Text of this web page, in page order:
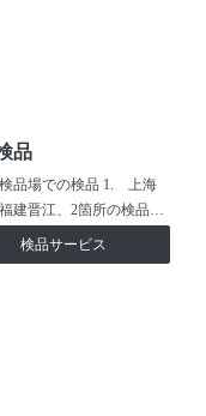
品
品場での検品 1. 上海
建晋江、2箇所の検品…
検品サービス